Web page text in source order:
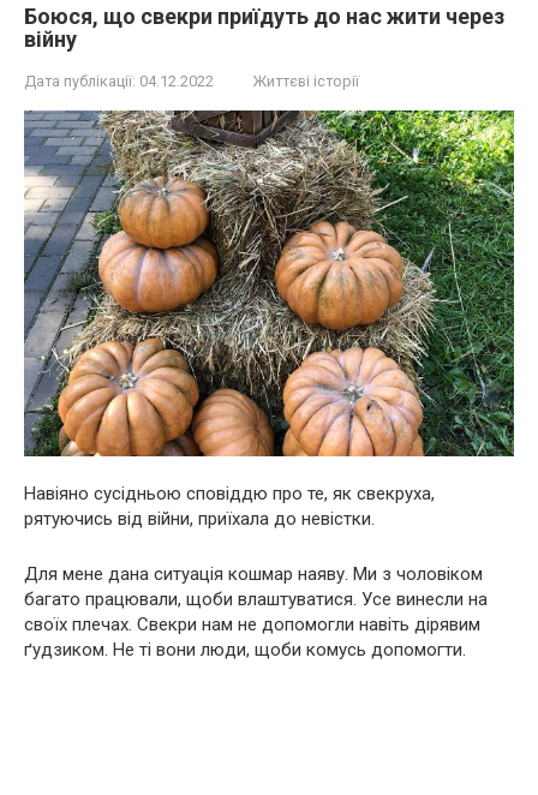
Боюся, що свекри приїдуть до нас жити через
війну
Дата публікації: 04.12.2022 Життєві історії
Навіяно сусідньою сповіддю про те, як свекруха,
рятуючись від війни, приїхала до невістки.
Для мене дана ситуація кошмар наяву. Ми з чоловіком
багато працювали, щоби влаштуватися. Усе винесли на
своїх плечах. Свекри нам не допомогли навіть дірявим
ґудзиком. Не ті вони люди, щоби комусь допомогти.